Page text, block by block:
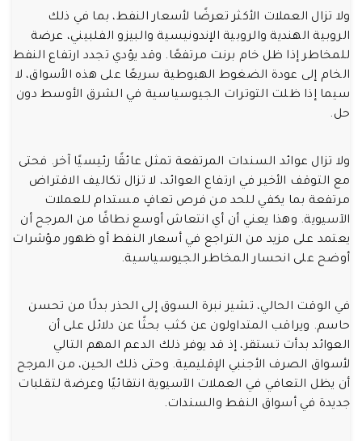
ولا تزال العملات الأكثر تعرضًا لأسعار النفط، بما في ذلك
الروبية الهندية والروبية الإندونيسية والبيزو الفلبيني، عرضة
للمخاطر إذا ظل خام برنت مرتفعًا. وقد يؤدي تجدد ارتفاع النفط
الخام إلى عودة الضغوط الهبوطية سريعًا على هذه الأسواق، لا
سيما إذا ظلت التوترات الجيوسياسية في الشرق الأوسط دون
حل.
ولا تزال عوائد السندات المرتفعة تمثل عائقًا رئيسيًا آخر. فحتى
مع التوقف الأخير في ارتفاع العوائد، لا تزال تكاليف الاقتراض
مرتفعة بما يكفي للحد من فرص تعافٍ مستدام للعملات
الآسيوية. وهذا يعني أن أي انتعاش أوسع نطاقًا من المرجح أن
يعتمد على مزيد من التراجع في أسعار النفط أو ظهور مؤشرات
أوضح على انحسار المخاطر الجيوسياسية.
في الوقت الحالي، تشير نبرة السوق إلى الحذر بدلًا من تحسن
حاسم. ويراقب المتداولون عن كثب بحثًا عن دلائل على أن
العوائد بدأت تستقر، إذ قد يوفر ذلك الدعم المهم التالي
لأسواق الصرف الأجنبي الإقليمية. وحتى ذلك الحين، من المرجح
أن يظل التعافي في العملات الآسيوية انتقائيًا وعرضة لتقلبات
جديدة في أسواق النفط والسندات.